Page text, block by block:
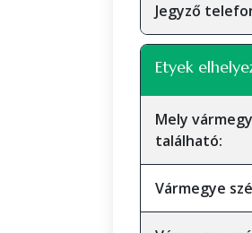
Jegyző
Etyek
Mely
található:
Vármegye